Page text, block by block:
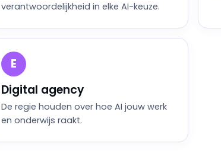
verantwoordelijkheid in elke AI-keuze.
E
Digital agency
De regie houden over hoe AI jouw werk
en onderwijs raakt.